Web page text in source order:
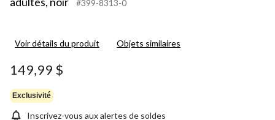
#399-8313-0
Voir détails du produit Objets similaires
149,99 $
Exclusivité
Inscrivez-vous aux alertes de soldes